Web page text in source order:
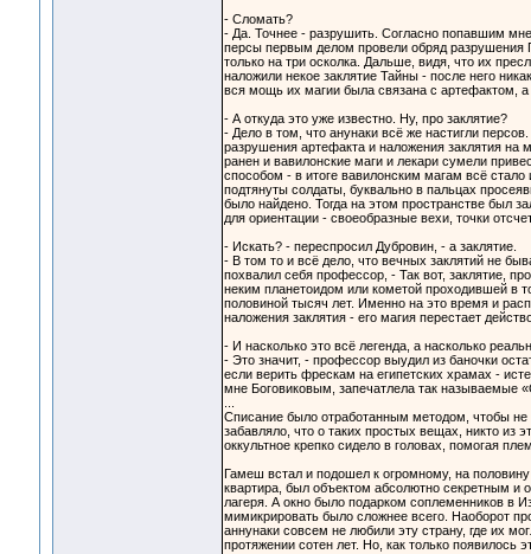
- Сломать?
- Да. Точнее - разрушить. Согласно попавшим
персы первым делом провели обряд разрушения
только на три осколка. Дальше, видя, что их
наложили некое заклятие Тайны - после него
вся мощь их магии была связана с артефактом, а
- А откуда это уже известно. Ну, про заклятие?
- Дело в том, что анунаки всё же настигли
разрушения артефакта и наложения заклятия на
ранен и вавилонские маги и лекари сумели
способом - в итоге вавилонским магам всё
подтянуты солдаты, буквально в пальцах
было найдено. Тогда на этом пространстве был
для ориентации - своеобразные вехи, точки
- Искать? - переспросил Дубровин, - а заклятие.
- В том то и всё дело, что вечных заклятий не
похвалил себя профессор, - Так вот, заклятие,
неким планетоидом или кометой проходившей в
половиной тысяч лет. Именно на это время и
наложения заклятия - его магия перестает
- И насколько это всё легенда, а насколько
- Это значит, - профессор выудил из баночки
если верить фрескам на египетских храмах -
мне Боговиковым, запечатлела так называемые
Списание было отработанным методом, чтобы
забавляло, что о таких простых вещах, никто из
оккультное крепко сидело в головах, помогая
Гамеш встал и подошел к огромному, на
квартира, был объектом абсолютно секретным и
лагеря. А окно было подарком соплеменников в
мимикрировать было сложнее всего. Наоборот
аннунаки совсем не любили эту страну, где их
протяжении сотен лет. Но, как только появилось